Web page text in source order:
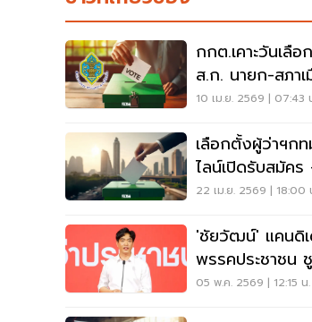
กกต.เคาะวันเลื
ส.ก. นายก-สภา
69
10 เม.ย. 2569 | 07:43
เลือกตั้งผู้ว่าฯก
ไลน์เปิดรับสมัค
มิ.ย.69
22 เม.ย. 2569 | 18:00
'ชัยวัฒน์' แคนดิ
พรรคประชาชน
'กรุงเทพง่าย ๆ'
05 พ.ค. 2569 | 12:15 น.